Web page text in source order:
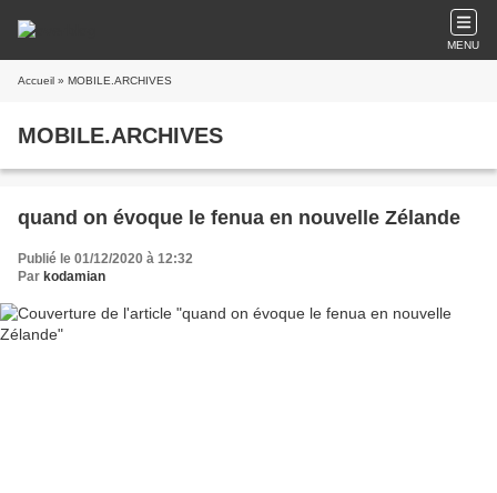
MENU
Accueil » MOBILE.ARCHIVES
MOBILE.ARCHIVES
quand on évoque le fenua en nouvelle Zélande
Publié le 01/12/2020 à 12:32
Par kodamian